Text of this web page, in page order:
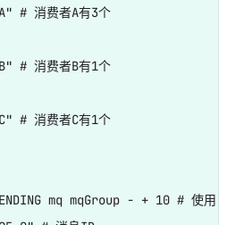
# 消费者A有3个
# 消费者B有1个
# 消费者C有1个
mq mqGroup - + 10 # 使用